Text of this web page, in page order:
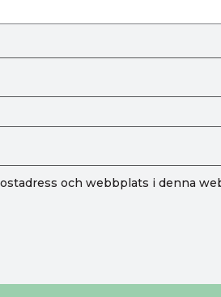
och webbplats i denna